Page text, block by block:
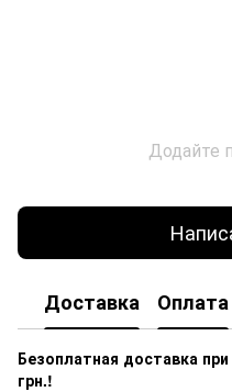
Додайте
Доставка Оплата
Безоплатная доставка
грн.!